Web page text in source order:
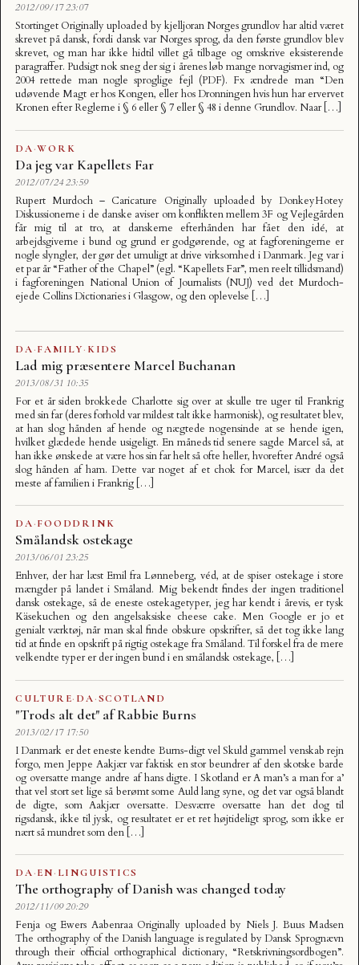
2012/09/17 23:07
Stortinget Originally uploaded by kjelljoran Norges grundlov har altid været
skrevet på dansk, fordi dansk var Norges sprog, da den første grundlov blev
skrevet, og man har ikke hidtil villet gå tilbage og omskrive eksisterende
paragraffer. Pudsigt nok sneg der sig i årenes løb mange norvagismer ind, og
2004 rettede man nogle sproglige fejl (PDF). Fx ændrede man “Den
udøvende Magt er hos Kongen, eller hos Dronningen hvis hun har ervervet
Kronen efter Reglerne i § 6 eller § 7 eller § 48 i denne Grundlov. Naar […]
DA·WORK
Da jeg var Kapellets Far
2012/07/24 23:59
Rupert Murdoch – Caricature Originally uploaded by DonkeyHotey
Diskussionerne i de danske aviser om konflikten mellem 3F og Vejlegården
får mig til at tro, at danskerne efterhånden har fået den idé, at
arbejdsgiverne i bund og grund er godgørende, og at fagforeningerne er
nogle slyngler, der gør det umuligt at drive virksomhed i Danmark. Jeg var i
et par år “Father of the Chapel” (egl. “Kapellets Far”, men reelt tillidsmand)
i fagforeningen National Union of Journalists (NUJ) ved det Murdoch-
ejede Collins Dictionaries i Glasgow, og den oplevelse […]
DA·FAMILY· KIDS
Lad mig præsentere Marcel Buchanan
2013/08/31 10:35
For et år siden brokkede Charlotte sig over at skulle tre uger til Frankrig
med sin far (deres forhold var mildest talt ikke harmonisk), og resultatet blev,
at han slog hånden af hende og nægtede nogensinde at se hende igen,
hvilket glædede hende usigeligt. En måneds tid senere sagde Marcel så, at
han ikke ønskede at være hos sin far helt så ofte heller, hvorefter André også
slog hånden af ham. Dette var noget af et chok for Marcel, især da det
meste af familien i Frankrig […]
DA·FOODDRINK
Smålandsk ostekage
2013/06/01 23:25
Enhver, der har læst Emil fra Lønneberg, véd, at de spiser ostekage i store
mængder på landet i Småland. Mig bekendt findes der ingen traditionel
dansk ostekage, så de eneste ostekagetyper, jeg har kendt i årevis, er tysk
Käsekuchen og den angelsaksiske cheese cake. Men Google er jo et
genialt værktøj, når man skal finde obskure opskrifter, så det tog ikke lang
tid at finde en opskrift på rigtig ostekage fra Småland. Til forskel fra de mere
velkendte typer er der ingen bund i en smålandsk ostekage, […]
CULTURE· DA·SCOTLAND
"Trods alt det" af Rabbie Burns
2013/02/17 17:50
I Danmark er det eneste kendte Burns-digt vel Skuld gammel venskab rejn
forgo, men Jeppe Aakjær var faktisk en stor beundrer af den skotske barde
og oversatte mange andre af hans digte. I Skotland er A man’s a man for a’
that vel stort set lige så berømt some Auld lang syne, og det var også blandt
de digte, som Aakjær oversatte. Desværre oversatte han det dog til
rigsdansk, ikke til jysk, og resultatet er et ret højtideligt sprog, som ikke er
nært så mundret som den […]
DA·EN· LINGUISTICS
The orthography of Danish was changed today
2012/11/09 20:29
Fenja og Ewers Aabenraa Originally uploaded by Niels J. Buus Madsen
The orthography of the Danish language is regulated by Dansk Sprognævn
through their official orthographical dictionary, “Retskrivningsordbogen”.